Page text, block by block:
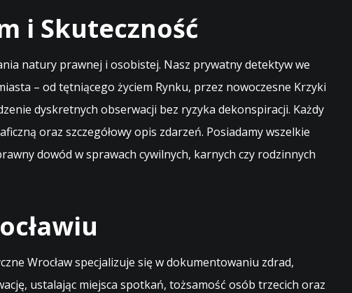
i Skuteczność
natury prawnej i osobistej. Nasz prywatny detektyw we
– od tętniącego życiem Rynku, przez nowoczesne Krzyki
dyskretnych obserwacji bez ryzyka dekonspiracji. Każdy
oraz szczegółowy opis zdarzeń. Posiadamy wszelkie
dowód w sprawach cywilnych, karnych czy rodzinnych
Wrocław specjalizuje się w dokumentowaniu zdrad,
ustalając miejsca spotkań, tożsamość osób trzecich oraz